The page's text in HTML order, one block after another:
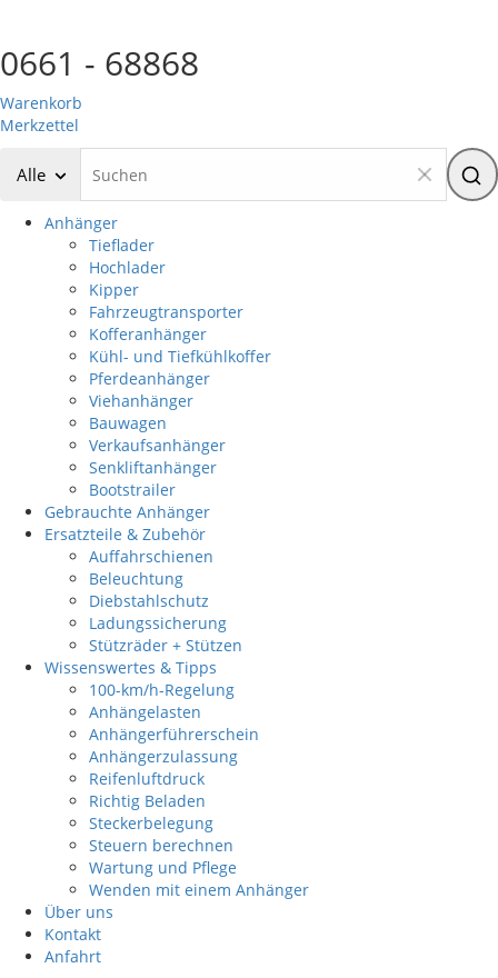
0661 - 68868
Warenkorb
Merkzettel
Alle
Anhänger
Tieflader
Hochlader
Kipper
Fahrzeugtransporter
Kofferanhänger
Kühl- und Tiefkühlkoffer
Pferdeanhänger
Viehanhänger
Bauwagen
Verkaufsanhänger
Senkliftanhänger
Bootstrailer
Gebrauchte Anhänger
Ersatzteile & Zubehör
Auffahrschienen
Beleuchtung
Diebstahlschutz
Ladungssicherung
Stützräder + Stützen
Wissenswertes & Tipps
100-km/h-Regelung
Anhängelasten
Anhängerführerschein
Anhängerzulassung
Reifenluftdruck
Richtig Beladen
Steckerbelegung
Steuern berechnen
Wartung und Pflege
Wenden mit einem Anhänger
Über uns
Kontakt
Anfahrt